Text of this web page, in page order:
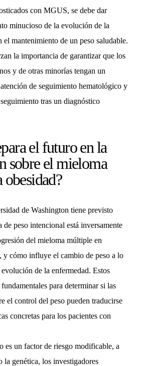
con MGUS, se debe dar
minucioso de la evolución de la
el mantenimiento de un peso saludable.
la importancia de garantizar que los
y de otras minorías tengan un
de seguimiento hematológico y
tras un diagnóstico
el futuro en la
sobre el mieloma
de Washington tiene previsto
peso intencional está inversamente
del mieloma múltiple en
y cómo influye el cambio de peso a lo
de la enfermedad. Estos
para determinar si las
el control del peso pueden traducirse
concretas para los pacientes con
es un factor de riesgo modificable, a
la genética, los investigadores